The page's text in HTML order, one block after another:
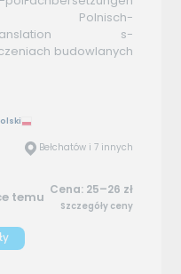
Polnisch-
s-
budowlanych
Bełchatów i 7 innych
temu Cena: 25–26 zł
Szczegóły ceny